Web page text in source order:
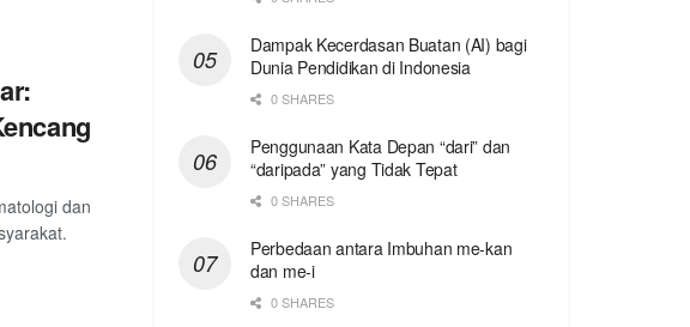
dan
Dampak Kecerdasan Buatan (AI) bagi
Dunia Pendidikan di Indonesia
0 SHARES
Penggunaan Kata Depan “dari” dan
“daripada” yang Tidak Tepat
0 SHARES
Perbedaan antara Imbuhan me-kan
dan me-i
0 SHARES